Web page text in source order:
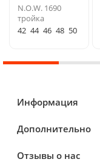
N.O.W. 1690
тройка
42 44 46 48 50
Информация
Дополнительно
Отзывы о нас